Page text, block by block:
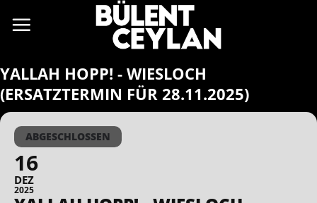
Inhalt
YALLAH HOPP! - WIESLOCH
(ERSATZTERMIN FÜR 28.11.2025)
ABGESCHLOSSEN
16
DEZ
2025